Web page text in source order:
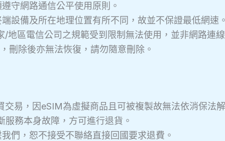
守網路通信公平使用原則。
設備及所在地理位置有所不同，故並不保證最低網速。
地區電信公司之規範受到限制無法使用，並非網路連線
刪除後亦無法恢復，請勿隨意刪除。
易，因eSIM為虛擬商品且可被複製故無法依消保法
務本身故障，方可進行退貨。
們，恕不接受不聯絡直接回國要求退費。